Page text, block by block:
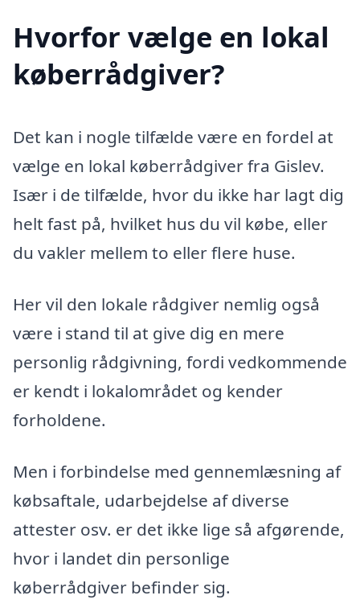
Hvorfor vælge en lokal
køberrådgiver?
Det kan i nogle tilfælde være en fordel at
vælge en lokal køberrådgiver fra Gislev.
Især i de tilfælde, hvor du ikke har lagt dig
helt fast på, hvilket hus du vil købe, eller
du vakler mellem to eller flere huse.
Her vil den lokale rådgiver nemlig også
være i stand til at give dig en mere
personlig rådgivning, fordi vedkommende
er kendt i lokalområdet og kender
forholdene.
Men i forbindelse med gennemlæsning af
købsaftale, udarbejdelse af diverse
attester osv. er det ikke lige så afgørende,
hvor i landet din personlige
køberrådgiver befinder sig.